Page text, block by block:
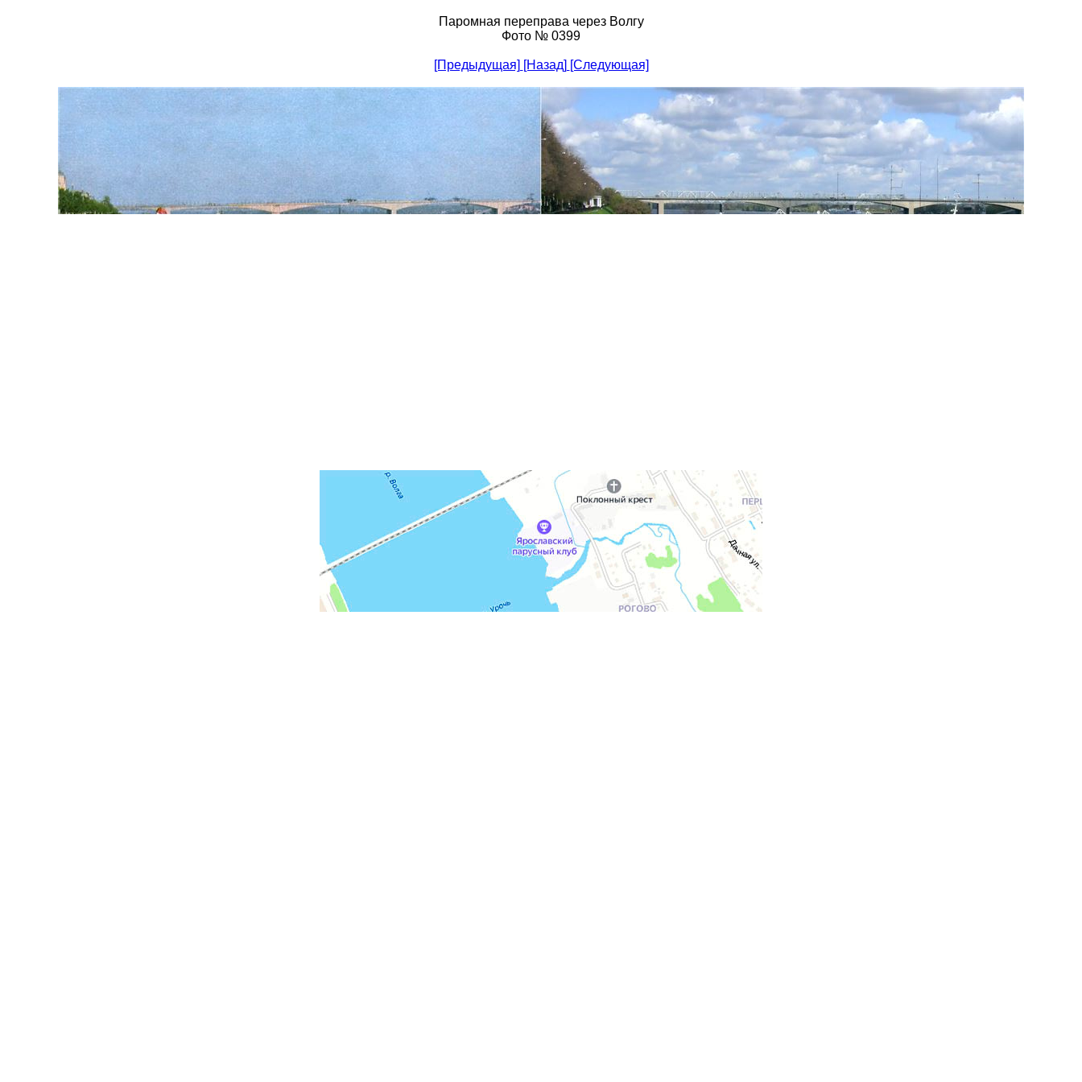
Паромная переправа через Волгу
Фото № 0399
[Предыдущая] [Назад] [Следующая]